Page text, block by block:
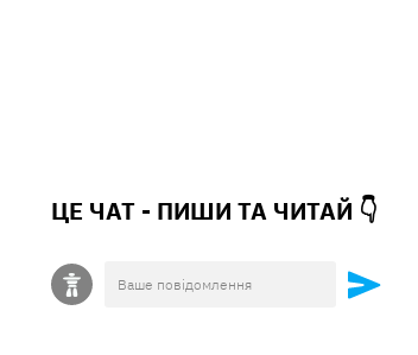
ЦЕ ЧАТ - ПИШИ ТА ЧИТАЙ 👇